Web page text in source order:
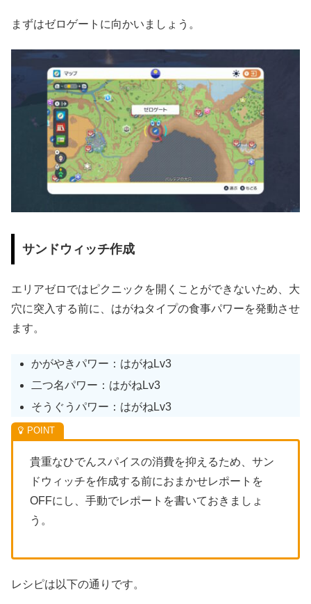
まずはゼロゲートに向かいましょう。
サンドウィッチ作成
エリアゼロではピクニックを開くことができないため、大
穴に突入する前に、はがねタイプの食事パワーを発動させ
ます。
かがやきパワー：はがねLv3
二つ名パワー：はがねLv3
そうぐうパワー：はがねLv3
貴重なひでんスパイスの消費を抑えるため、サン
ドウィッチを作成する前におまかせレポートを
OFFにし、手動でレポートを書いておきましょ
う。
レシピは以下の通りです。